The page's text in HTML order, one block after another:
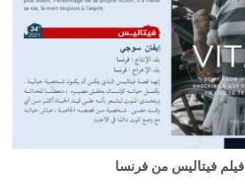
فيلم فيتاليس من فرنسا